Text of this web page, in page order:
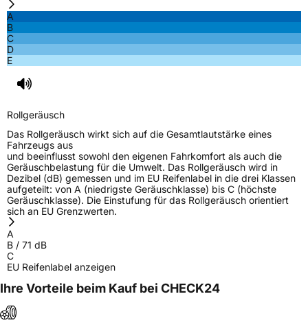
Rollgeräusch (Klasse)
Eisgrip
Nein
EPREL ID 428772
Allgemeine Produktsicherheit (GPSR)
HerstellerkontaktTriangle Tyre Co. LTD, Via Mauro Macchi 27
20124 Milan Italien,
A
B
C
D
E
Rollgeräusch
Das Rollgeräusch wirkt sich auf die Gesamtlautstärke eines
Fahrzeugs aus
und beeinflusst sowohl den eigenen Fahrkomfort als auch die
Geräuschbelastung für die Umwelt. Das Rollgeräusch wird in
Dezibel (dB) gemessen und im EU Reifenlabel in die drei Klassen
aufgeteilt: von A (niedrigste Geräuschklasse) bis C (höchste
Geräuschklasse). Die Einstufung für das Rollgeräusch orientiert
sich an EU Grenzwerten.
A
B / 71 dB
C
EU Reifenlabel anzeigen
Ihre Vorteile beim Kauf bei CHECK24